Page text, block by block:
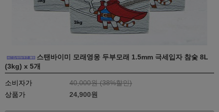
스탠바이미 모래영웅 두부모래 1.5mm 극세입자 참숯 8L
(3kg) x 5개
소비자가 40,000원 (38%할인)
상품가
24,900원